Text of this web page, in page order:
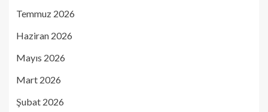
Temmuz 2026
Haziran 2026
Mayıs 2026
Mart 2026
Şubat 2026